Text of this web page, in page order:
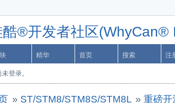
酷®开发者社区(WhyCan®
精华 首页 搜索 注
登录。
» ST/STM8/STM8S/STM8L »重磅开